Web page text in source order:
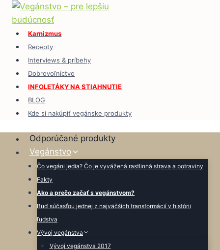
Skip
contentKarnizmus
Recepty
Interviews & príbehy
Dobrovoľníctvo
INFOLETÁKY NA STIAHNUTIE
BLOG
Kde si nakúpiť vegánske produkty
Odporúčané produkty
Vegánstvo
Čo vegáni jedia? Čo je vyvážená rastlinná strava a potraviny
Fakty
Ako a prečo začať s vegánstvom?
Buď súčasťou jednej z najväčších transformácií v histórii
ľudstva
Vývoj vegánstva
Vývoj vegánstva 2017